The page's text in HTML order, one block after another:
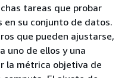
tareas que probar
en su conjunto de datos.
que pueden ajustarse,
uno de ellos y una
la métrica objetiva de